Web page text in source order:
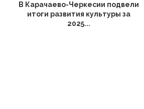
В Карачаево-Черкесии подвели
итоги развития культуры за
2025...